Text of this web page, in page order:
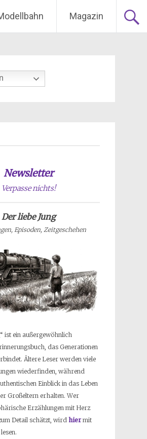
Magazin
Newsletter
Verpasse nichts!
Der liebe Jung
Episoden, Zeitgeschehen
ist ein außergewöhnlich
das Generationen
Ältere Leser werden viele
wiederfinden, während
Einblick in das Leben
Großeltern erhalten. Wer
Erzählungen mit Herz
Detail schätzt, wird hiermit